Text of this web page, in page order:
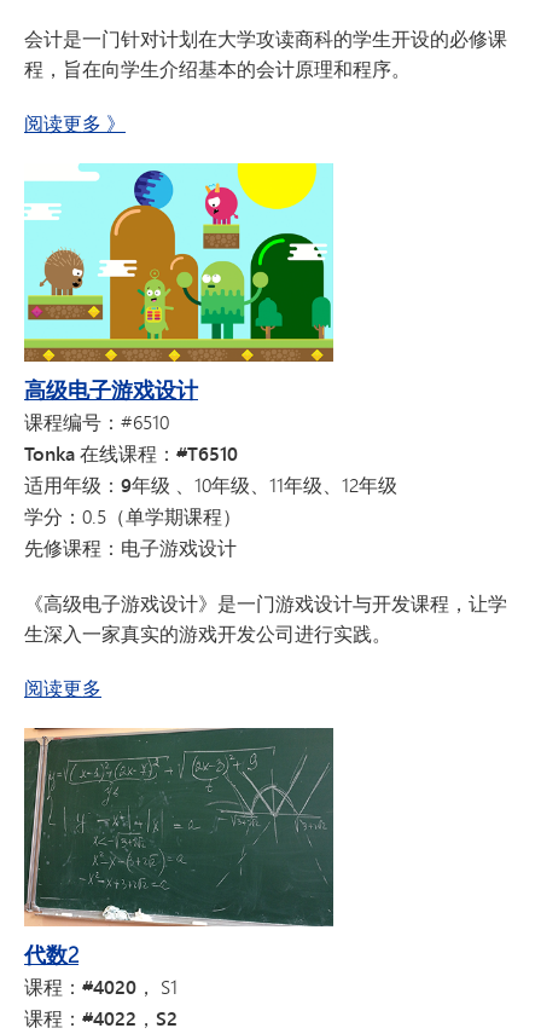
会计是一门针对计划在大学攻读商科的学生开设的必修课
程，旨在向学生介绍基本的会计原理和程序。
阅读更多 关于《会计学I
》
高级电子游戏设计
课程编号： #6510
Tonka 在线课程：#T6510
适用年级：9年级 、10年级、11年级、12年级
学分： 0.5（单学期课程）
先修课程： 电子游戏设计
《高级电子游戏设计》是一门游戏设计与开发课程，让学
生深入一家真实的游戏开发公司进行实践。
阅读更多
代数2
课程：#4020， S1
课程：#4022，S2